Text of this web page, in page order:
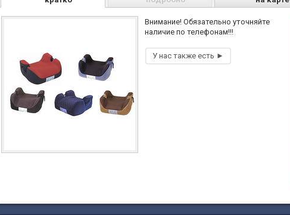
Внимание! Обязательно уточняйте
наличие по телефонам!!!